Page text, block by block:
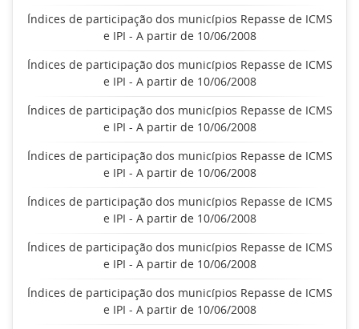
Índices de participação dos municípios Repasse de ICMS
e IPI - A partir de 10/06/2008
Índices de participação dos municípios Repasse de ICMS
e IPI - A partir de 10/06/2008
Índices de participação dos municípios Repasse de ICMS
e IPI - A partir de 10/06/2008
Índices de participação dos municípios Repasse de ICMS
e IPI - A partir de 10/06/2008
Índices de participação dos municípios Repasse de ICMS
e IPI - A partir de 10/06/2008
Índices de participação dos municípios Repasse de ICMS
e IPI - A partir de 10/06/2008
Índices de participação dos municípios Repasse de ICMS
e IPI - A partir de 10/06/2008